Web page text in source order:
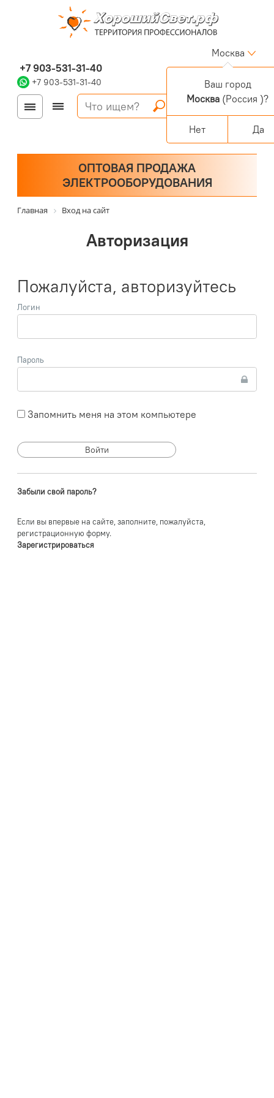
+7 903-531-31-40
+7 903-531-31-40
Москва
Войти
Регистрация
Корзина
0 позиций
Персональный раздел
ОПТОВАЯ ПРОДАЖА
ЭЛЕКТРООБОРУДОВАНИЯ
Главная Вход на сайт
Авторизация
Пожалуйста, авторизуйтесь
Логин
Пароль
Запомнить меня на этом компьютере
Забыли свой пароль?
Если вы впервые на сайте, заполните, пожалуйста,
регистрационную форму.
Зарегистрироваться
Ваш город
Москва (Россия )?
Нет Да